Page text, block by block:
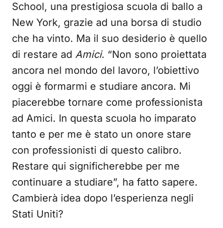
School, una prestigiosa scuola di ballo a
New York, grazie ad una borsa di studio
che ha vinto. Ma il suo desiderio è quello
di restare ad Amici. “Non sono proiettata
ancora nel mondo del lavoro, l’obiettivo
oggi è formarmi e studiare ancora. Mi
piacerebbe tornare come professionista
ad Amici. In questa scuola ho imparato
tanto e per me è stato un onore stare
con professionisti di questo calibro.
Restare qui significherebbe per me
continuare a studiare”, ha fatto sapere.
Cambierà idea dopo l’esperienza negli
Stati Uniti?